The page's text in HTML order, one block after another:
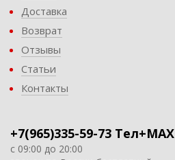
Доставка
Возврат
Отзывы
Статьи
Контакты
+7(965)335-59-73 Тел+MAX
с 09:00 до 20:00